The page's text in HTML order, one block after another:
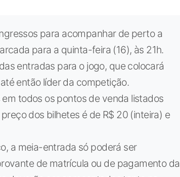
para acompanhar de perto a
para a quinta-feira (16), às 21h.
entradas para o jogo, que colocará
então líder da competição.
todos os pontos de venda listados
dos bilhetes é de R$ 20 (inteira) e
a meia-entrada só poderá ser
de matrícula ou de pagamento da